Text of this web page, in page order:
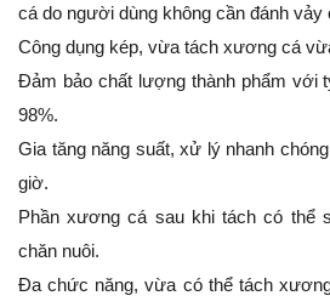
cá do người dùng không cần đánh
Công dụng kép, vừa tách xương cá
Đảm bảo chất lượng thành phẩm với
98%.
Gia tăng năng suất, xử lý nhanh
giờ.
Phần xương cá sau khi tách có thể
chăn nuôi.
Đa chức năng, vừa có thể tách